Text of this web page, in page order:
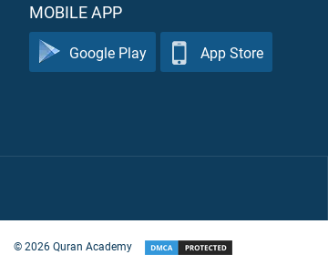
MOBILE APP
Google Play App Store
©2026Quran Academy